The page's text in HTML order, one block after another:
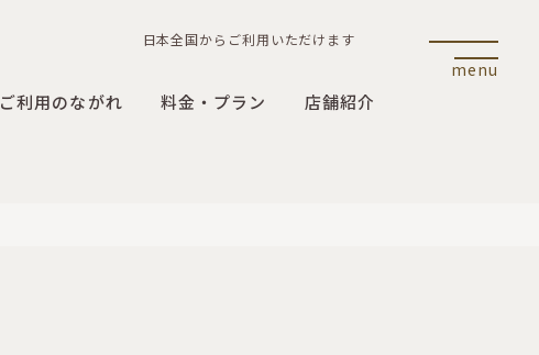
日本全国からご利用いただけます
ご利用のながれ 料金・プラン 店舗紹介
menu